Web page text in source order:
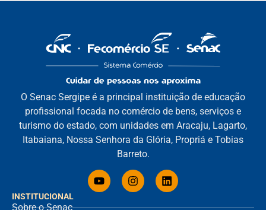
INSTITUCIONAL
Sobre o Senac
O Senac Sergipe é a principal instituição de educação
profissional focada no comércio de bens, serviços e
turismo do estado, com unidades em Aracaju, Lagarto,
Itabaiana, Nossa Senhora da Glória, Propriá e Tobias
Barreto.